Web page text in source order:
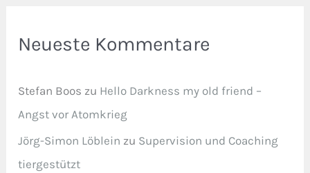
Neueste Kommentare
Stefan Boos zu Hello Darkness my old friend –
Angst vor Atomkrieg
Jörg-Simon Löblein zu Supervision und Coaching
tiergestützt